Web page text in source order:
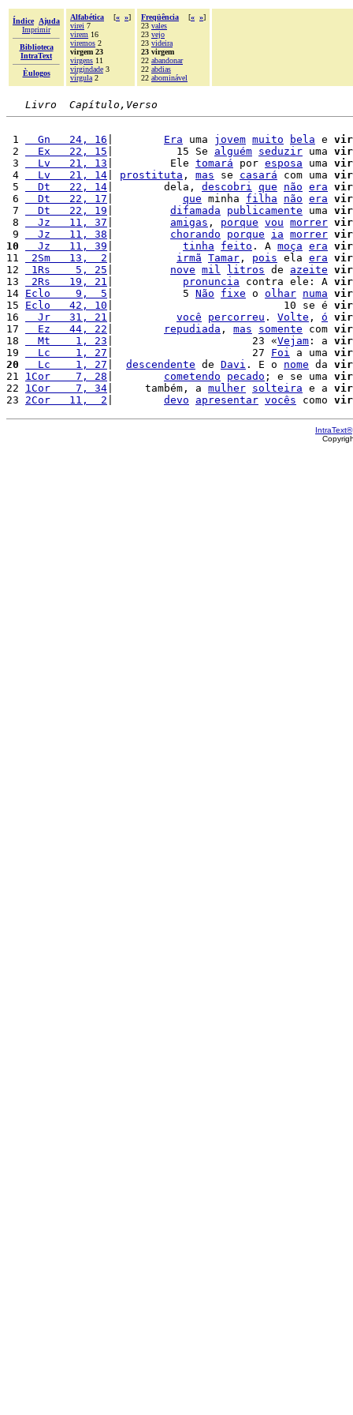
Índice
Ajuda
Imprimir
Biblioteca
IntraText
Èulogos
Alfabética [« »]
virei 7
virem 16
viremos 2
virgem 23
virgens 11
virgindade 3
vírgula 2
Freqüência [« »]
23 vales
23 vejo
23 videira
23 virgem
22 abandonar
22 abdias
22 abominável
Livro  Capítulo,Verso
1
  Gn   24, 16
Era uma jovem muito bela e
2
  Ex   22, 15
|          15 Se alguém seduzir uma
3
  Lv   21, 13
|         Ele tomará por esposa uma
4
  Lv   21, 14
prostituta , mas se casará com uma
5
  Dt   22, 14
|        dela, descobri que não era
6
  Dt   22, 17
que minha filha não era
7
  Dt   22, 19
difamada publicamente uma
8
  Jz   11, 37
amigas , porque vou morrer
9
  Jz   11, 38
chorando porque ia morrer
10
  Jz   11, 39
tinha feito . A moça era
11
2Sm   13,  2 irmã Tamar , pois ela era
12
1Rs    5, 25 nove mil litros de azeite
13
2Rs   19, 21 pronuncia contra ele: A
14 Eclo    9,  5 |           5 Não fixe o olhar numa
15 Eclo   42, 10 |                           10 se é
16
  Jr   31, 21
você percorreu . Volte , ó
17
  Ez   44, 22
repudiada , mas somente com
18
  Mt    1, 23
|                      23 «Vejam : a
19
  Lc    1, 27
|                      27 Foi a uma
20
  Lc    1, 27
descendente de Davi . E o nome da
21 1Cor    7, 28 cometendo pecado ; e se uma
22 1Cor    7, 34 |     também, a mulher solteira e a
23 2Cor   11,  2 devo apresentar vocês como
IntraText®